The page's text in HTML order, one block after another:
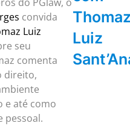
Luiz
convida
Luiz
seu
comenta
direito,
e até como
pessoal.